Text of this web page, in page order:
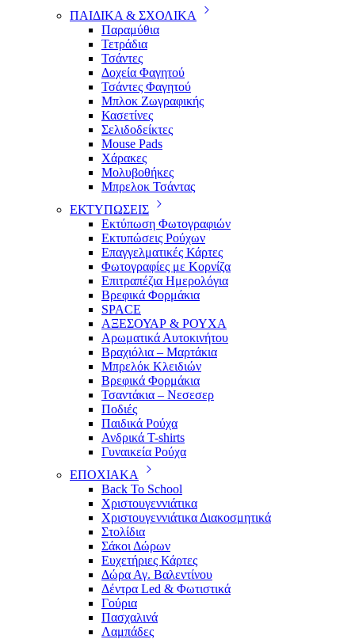
ΠΑΙΔΙΚΑ & ΣΧΟΛΙΚΑ
Παραμύθια
Τετράδια
Τσάντες
Δοχεία Φαγητού
Τσάντες Φαγητού
Μπλοκ Ζωγραφικής
Κασετίνες
Σελιδοδείκτες
Mouse Pads
Χάρακες
Μολυβοθήκες
Μπρελοκ Τσάντας
ΕΚΤΥΠΩΣΕΙΣ
Εκτύπωση Φωτογραφιών
Εκτυπώσεις Ρούχων
Επαγγελματικές Κάρτες
Φωτογραφίες με Κορνίζα
Επιτραπέζια Ημερολόγια
Βρεφικά Φορμάκια
SPACE
ΑΞΕΣΟΥΑΡ & ΡΟΥΧΑ
Αρωματικά Αυτοκινήτου
Βραχιόλια – Μαρτάκια
Μπρελόκ Κλειδιών
Βρεφικά Φορμάκια
Τσαντάκια – Νεσεσερ
Ποδιές
Παιδικά Ρούχα
Ανδρικά T-shirts
Γυναικεία Ρούχα
ΕΠΟΧΙΑΚΑ
Back To School
Χριστουγεννιάτικα
Χριστουγεννιάτικα Διακοσμητικά
Στολίδια
Σάκοι Δώρων
Ευχετήριες Κάρτες
Δώρα Αγ. Βαλεντίνου
Δέντρα Led & Φωτιστικά
Γούρια
Πασχαλινά
Λαμπάδες